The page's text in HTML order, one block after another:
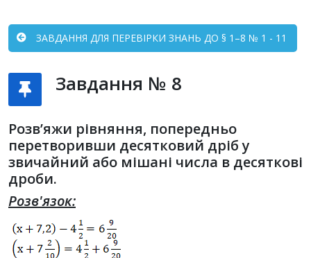
ЗАВДАННЯ ДЛЯ ПЕРЕВІРКИ ЗНАНЬ ДО § 1–8 № 1 - 11
Завдання № 8
Розв’яжи рівняння, попередньо
перетворивши десятковий дріб у
звичайний або мішані числа в десяткові
дроби.
Розв'язок: